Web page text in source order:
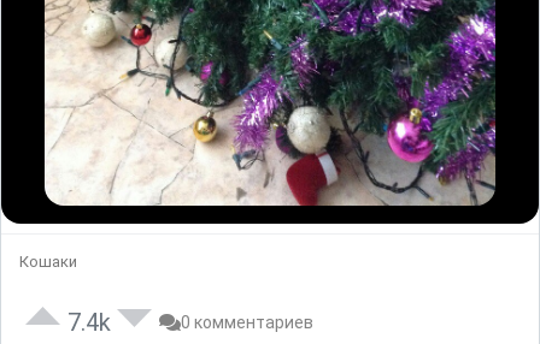
Кошаки
7.4k 0 комментариев